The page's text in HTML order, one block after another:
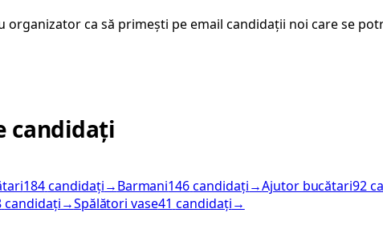
organizator ca să primești pe email candidații noi care se
candidați
184candidați→Barmani146candidați→Ajutor bucătari92
candidați→Spălători vase41 candidați→